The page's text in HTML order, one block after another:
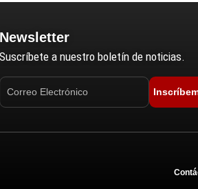
Newsletter
Suscríbete a nuestro boletín de noticias.